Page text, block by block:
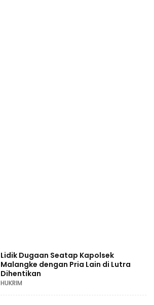
Lidik Dugaan Seatap Kapolsek
Malangke dengan Pria Lain di Lutra
Dihentikan
HUKRIM